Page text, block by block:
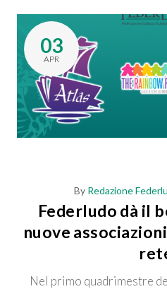
03
APR
By Redazione
Federludo dà il
nuove
Nel primo quadrimestre